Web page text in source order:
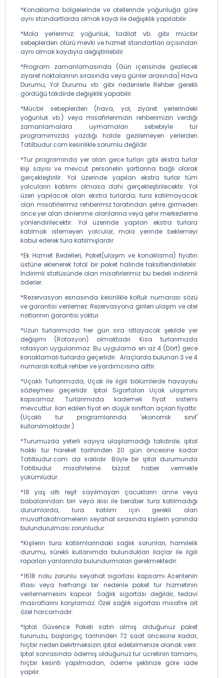
*Konaklama bölgelerinde ve otellerinde yoğunluğa göre
aynı standartlarda olmak kaydı ile değişiklik yapılabilir.
*Mola yerlerimiz; yoğunluk, tadilat vb. gibi mücbir
sebeplerden ötürü mevki ve hizmet standartları açısından
aynı olmak kaydıyla değiştirilebilir.
*Program zamanlamasında (Gün içerisinde gezilecek
ziyaret noktalarının sırasında veya günler arasında) Hava
Durumu, Yol Durumu vb. gibi nedenlerle Rehber gerekli
gördüğü takdirde değişiklik yapabilir.
*Mücbir sebeplerden (hava, yol, ziyaret yerlerindeki
yoğunluk vb.) veya misafirlerimizin rehberimizin verdiği
zamanlamalara uymamaları sebebiyle tur
programımızda yazdığı halde gezilemeyen yerlerden
Tatilbudur.com kesinlikle sorumlu değildir.
*Tur programında yer alan gece turları gibi ekstra turlar
kişi sayısı ve mevcut personelin şartlarına bağlı olarak
gerçekleştirilir. Yol üzerinde yapılan ekstra turlar tüm
yolcuların katılımı olmasa dahi gerçekleştirilecektir. Yol
üzeri yapılacak olan ekstra turlarda; tura katılmayacak
olan misafirlerimiz rehberimiz tarafından şehre girmeden
önce yer alan dinlenme alanlarına veya şehir merkezlerine
yönlendirilecektir. Yol üzerinde yapılan ekstra turlara
katılmak istemeyen yolcular, mola yerinde beklemeyi
kabul ederek tura katılmışlardır.
*Ek Hizmet Bedelleri, Paket(ulaşım ve konaklama) fiyatın
üstüne eklenerek total bir paket halinde taksitlendirilebilir.
İndirimli statüsünde olan misafirlerimiz bu bedeli indirimli
öderler.
*Rezervasyon esnasında kesinlikle koltuk numarası sözü
ve garantisi verilemez. Rezervasyona girilen ulaşım ve otel
notlarının garantisi yoktur.
*Uzun turlarımızda her gün sıra atlayacak şekilde yer
değişimi (Rotasyon) olmaktadır. Kısa turlarımızda
rotasyon uygulanmaz. Bu uygulama en az 4 (Dört) gece
konaklamalı turlarda geçerlidir. Araçlarda bulunan 3 ve 4
numaralı koltuk rehber ve yardımcısına aittir.
*Uçaklı Turlarımızda, Uçak ile ilgili bölümlerde havayolu
sözleşmesi geçerlidir. İptal Sigortaları Uçak ulaşımını
kapsamaz. Turlarımızda kademeli fiyat sistemi
mevcuttur. İlan edilen fiyat en düşük sınıftan açılan fiyattır.
(Uçaklı tur programlarında 'ekonomik sınıf'
kullanılmaktadır.)
*Turumuzda yeterli sayıya ulaşılamadığı takdirde; iptal
hakkı tur hareket tarihinden 20 gün öncesine kadar
Tatilbudur.com da saklıdır. Böyle bir iptal durumunda
Tatilbudur misafirlerine bizzat haber vermekle
yükümlüdür.
*18 yaş altı reşit sayılmayan çocukların anne veya
babalarından biri veya ikisi ile beraber tura katılmadığı
durumlarda, tura katılım için gerekli olan
muvaffakatnamelerin seyahat sırasında kişilerin yanında
bulundurulması zorunludur.
*Kişilerin tura katılımlarındaki sağlık sorunları, hamilelik
durumu, sürekli kullanımda bulundukları ilaçlar ile ilgili
raporları yanlarında bulundurmaları gerekmektedir.
*1618 nolu zorunlu seyahat sigortası kapsamı Acentenin
iflası veya herhangi bir nedenle paket tur hizmetinin
verilememesini kapsar. Sağlık sigortası değildir, tedavi
masraflarını karşılamaz. Özel sağlık sigortası misafire ait
özel harcamadır.
*İptal Güvence Paketi satın almış olduğunuz paket
turunuzu, başlangıç tarihinden 72 saat öncesine kadar,
hiçbir neden belirtmeksizin iptal edebilmenize olanak verir.
İptal sonrasında ödemiş olduğunuz tur ücretinin tamamı,
hiçbir kesinti yapılmadan, ödeme şeklinize göre iade
yapılır.